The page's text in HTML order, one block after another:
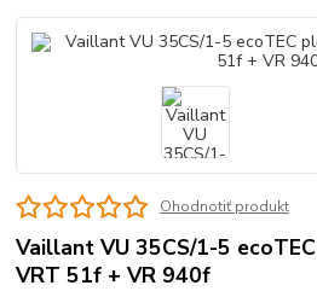
Ohodnotiť produkt
Vaillant VU 35CS/1-5
VRT 51f + VR 940f